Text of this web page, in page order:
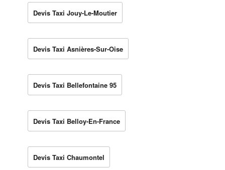
Devis Taxi Jouy-Le-Moutier
Devis Taxi Asnières-Sur-Oise
Devis Taxi Bellefontaine 95
Devis Taxi Belloy-En-France
Devis Taxi Chaumontel